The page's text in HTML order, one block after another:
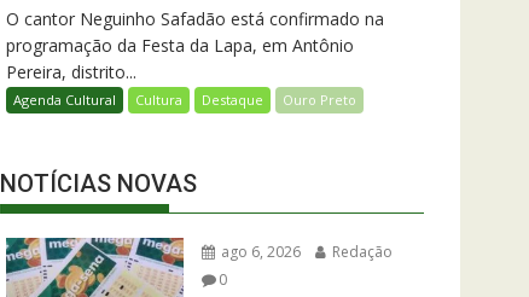
O cantor Neguinho Safadão está confirmado na
programação da Festa da Lapa, em Antônio
Pereira, distrito...
Agenda Cultural Cultura Destaque Ouro Preto
NOTÍCIAS NOVAS
ago 6, 2026
Redação
0